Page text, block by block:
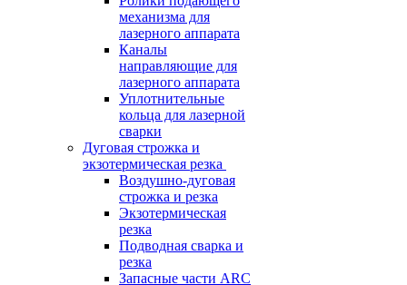
механизма для
лазерного аппарата
Каналы
направляющие для
лазерного аппарата
Уплотнительные
кольца для лазерной
сварки
Дуговая строжка и
экзотермическая резка
Воздушно-дуговая
строжка и резка
Экзотермическая
резка
Подводная сварка и
резка
Запасные части ARC